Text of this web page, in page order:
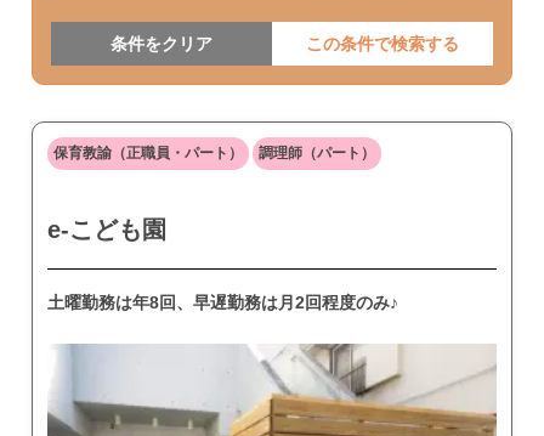
条件をクリア
保育教諭（正職員・パート） 調理師（パート）
e-こども園
土曜勤務は年8回、早遅勤務は月2回程度のみ♪